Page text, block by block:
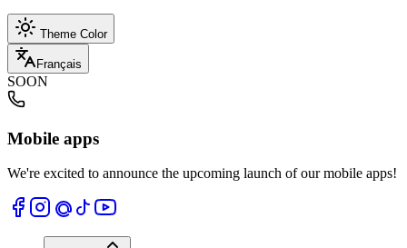
Theme Color
Français
SOON
Mobile apps
We're excited to announce the upcoming launch of our mobile apps!